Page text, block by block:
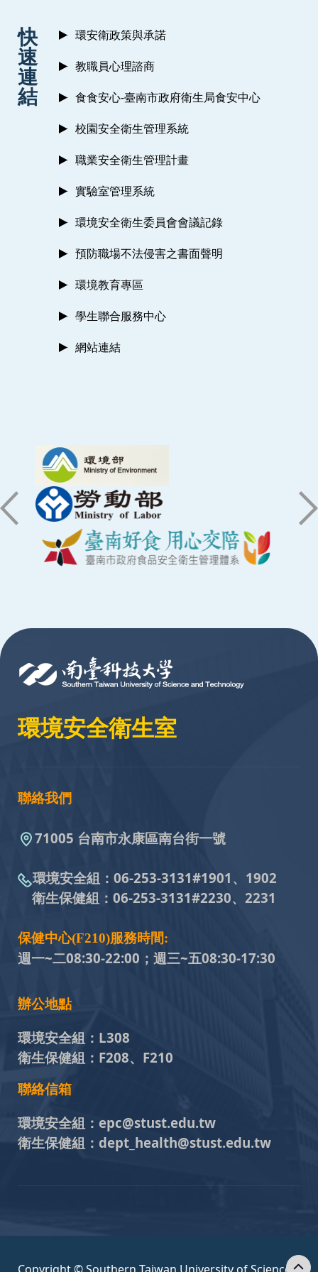
快
速
連
結
環安衛政策與承諾
教職員心理諮商
食食安心-臺南市政府衛生局食安中心
校園安全衛生管理系統
職業安全衛生管理計畫
實驗室管理系統
環境安全衛生委員會會議記錄
預防職場不法侵害之書面聲明
環境教育專區
學生聯合服務中心
網站連結
環境安全衛生室
聯絡我們
71005 台南市永康區南台街一號
環境安全組： 06-253-3131#1901、1902
衛生保健組： 06-253-3131#2230、2231
保健中心(F210)服務時間:
週一~二08:30-22:00；週三~五08:30-17:30
辦公地點
環境安全組： L308
衛生保健組： F208、F210
聯絡信箱
環境安全組： epc@stust.edu.tw
衛生保健組： dept_health@stust.edu.tw